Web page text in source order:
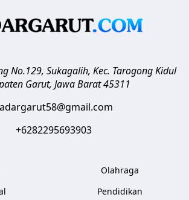
No.129, Sukagalih, Kec. Tarogong Kidul
Garut, Jawa Barat45311
+6282295693903
Olahraga
Pendidikan